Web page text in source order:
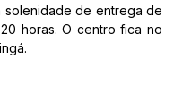
solenidade de entrega de
horas. O centro fica no